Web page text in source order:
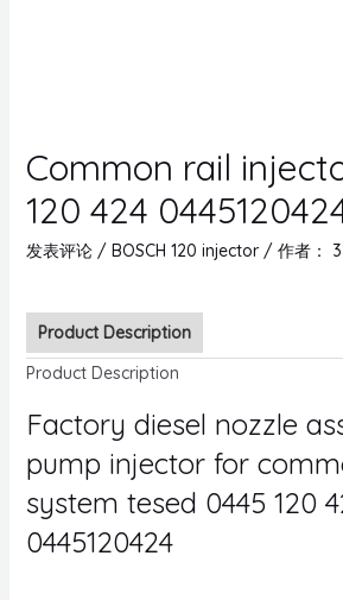
Common rail
120 424
发表评论 / BOSCH 120 injector/ 作者：
Product Description
Product Description
Factory diesel nozzle
pump injector for
system tesed 0445 120
0445120424